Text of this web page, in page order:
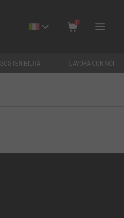
0
Chiudi
SOSTENIBILITÀ LAVORA CON NOI